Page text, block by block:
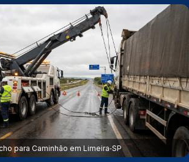
para Caminhão em Limeira‑SP